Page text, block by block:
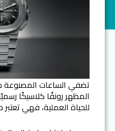
تضفي الساعات المصنوعة
المظهر رونقًا كلاسيكًا
للحياة العملية، فهي